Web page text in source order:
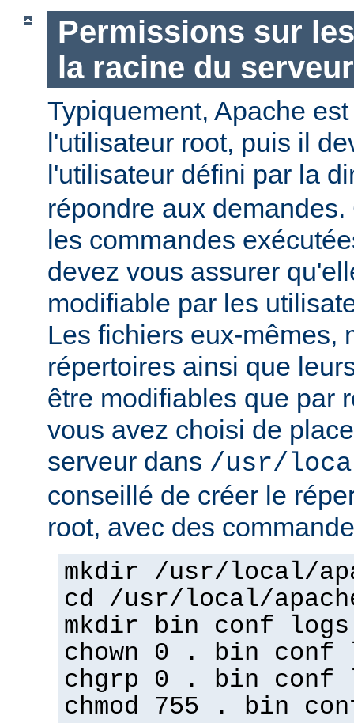
Permissions sur
la racine du serveur
Typiquement, Apache
l'utilisateur root, puis il
l'utilisateur défini par la
répondre aux
les commandes
devez vous assurer
modifiable par les
Les fichiers eux-mêmes,
répertoires ainsi que
être modifiables que par
vous avez choisi de
serveur dans /usr/
conseillé de créer le
root, avec des
mkdir /usr/local/
cd /usr/local/
mkdir bin conf logs
chown 0 . bin conf
chgrp 0 . bin conf
chmod 755 . bin